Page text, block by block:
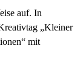
auf. In
„Kleiner
mit